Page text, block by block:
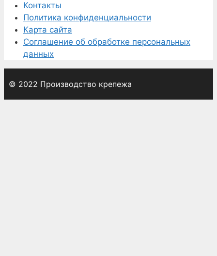
Контакты
Политика конфиденциальности
Карта сайта
Соглашение об обработке персональных
данных
© 2022 Производство крепежа